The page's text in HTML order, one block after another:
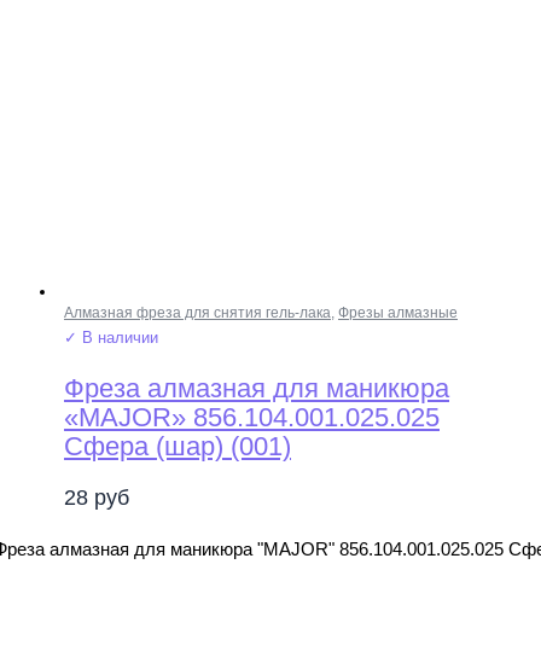
Алмазная фреза для снятия гель-лака Фрезы алмазные
✓ В наличии
Фреза алмазная для маникюра
«MAJOR» 856.104.001.025.025
Сфера (шар) (001)
28 руб
алмазная для маникюра "MAJOR" 856.104.001.025.025